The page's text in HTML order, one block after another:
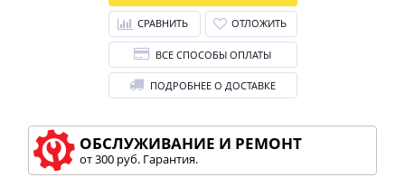
СРАВНИТЬ ОТЛОЖИТЬ
ВСЕ СПОСОБЫ ОПЛАТЫ
ПОДРОБНЕЕ О ДОСТАВКЕ
ОБСЛУЖИВАНИЕ И РЕМОНТ
от 300 руб. Гарантия.